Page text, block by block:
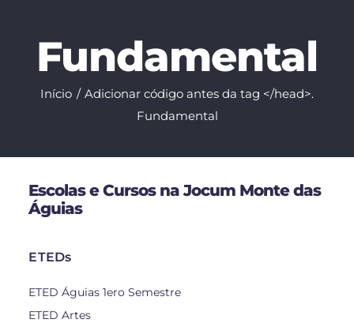
Fundamental
Início
Adicionar código antes da tag </head>.
Fundamental
Escolas e Cursos na Jocum Monte das
Águias
ETEDs
ETED Águias 1ero Semestre
ETED Artes